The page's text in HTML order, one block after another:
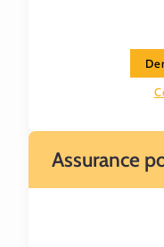
Assurance